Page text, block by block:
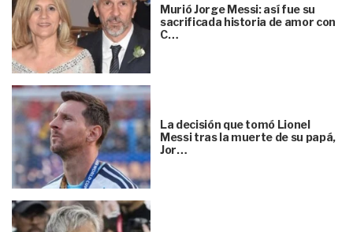
Murió Jorge Messi: así fue su
sacrificada historia de amor con
C…
La decisión que tomó Lionel
Messi tras la muerte de su papá,
Jor…